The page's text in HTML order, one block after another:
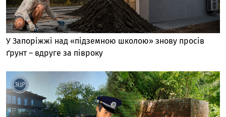
У Запоріжжі над «підземною школою» знову просів
ґрунт – вдруге за півроку